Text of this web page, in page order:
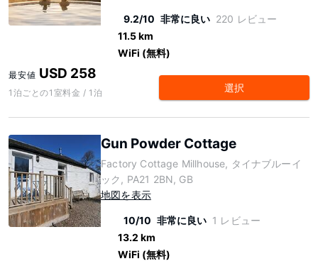
9.2/10 非常に良い 220 レビュー
11.5 km
WiFi (無料)
最安値 USD 258
1泊ごとの1室料金 / 1泊 選択
Gun Powder Cottage
Factory Cottage Millhouse, タイナブルーイ
ック, PA21 2BN, GB
地図を表示
10/10 非常に良い 1 レビュー
13.2 km
WiFi (無料)